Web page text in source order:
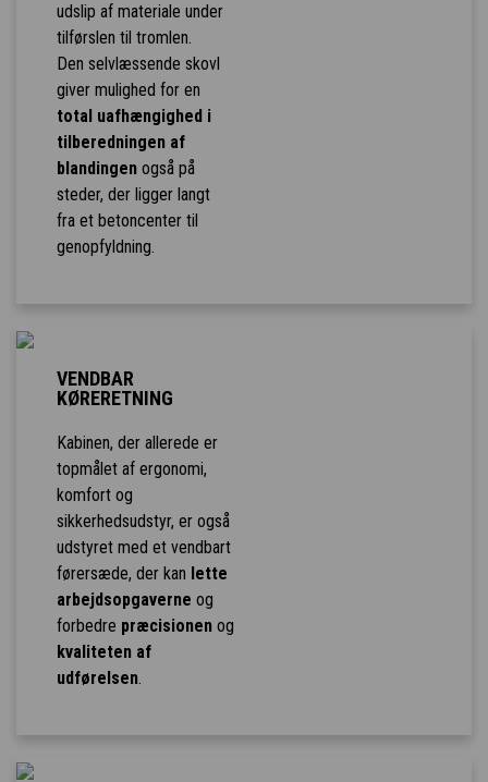
udslip af materiale under
tilførslen til tromlen.
Den selvlæssende skovl
giver mulighed for en
total uafhængighed i
tilberedningen af
blandingenogså på
steder, der ligger langt
fra et betoncenter til
genopfyldning.
VENDBAR
KØRERETNING
Kabinen, der allerede er
topmålet af ergonomi,
komfort og
sikkerhedsudstyr, er også
udstyret med et vendbart
førersæde, der kan lette
arbejdsopgaverne og
forbedre præcisionenog
kvaliteten af
udførelsen.